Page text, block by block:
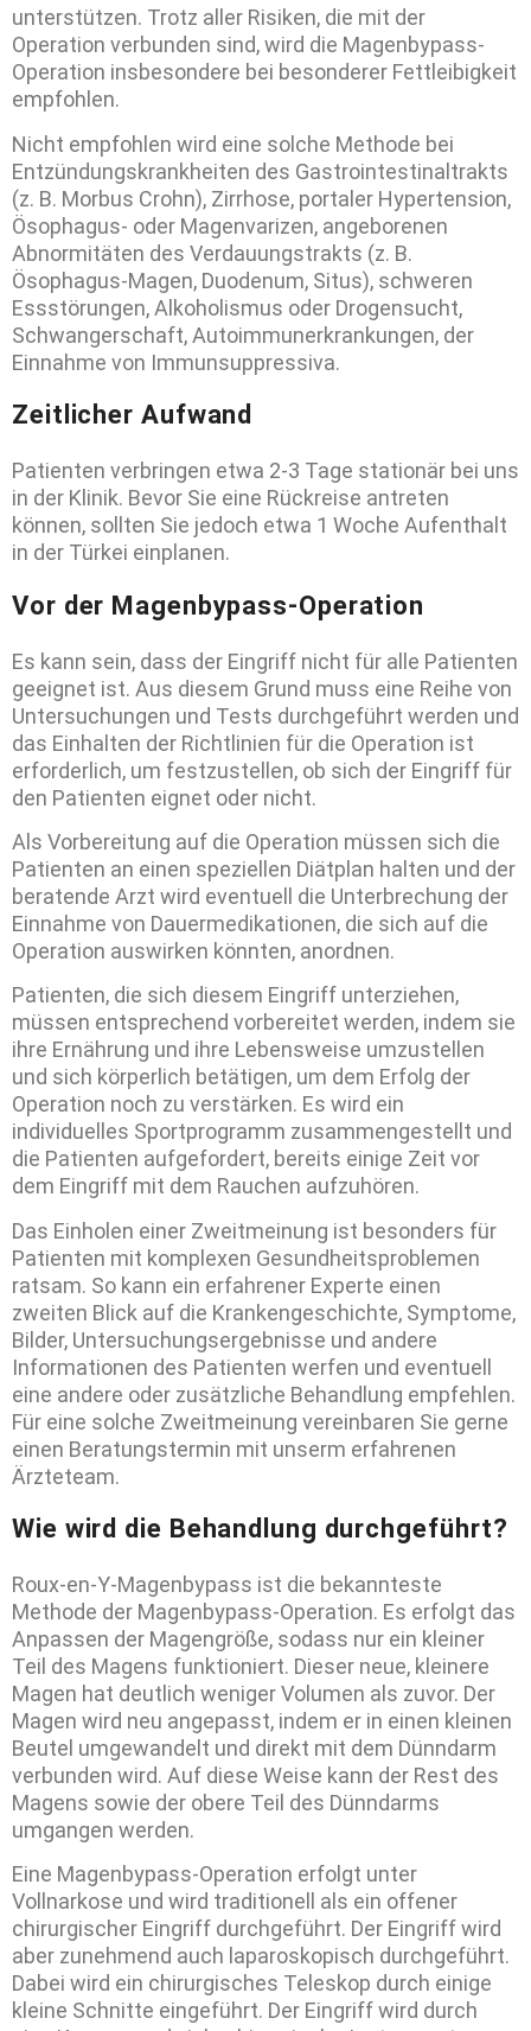
unterstützen. Trotz aller Risiken, die mit der
Operation verbunden sind, wird die Magenbypass-
Operation insbesondere bei besonderer Fettleibigkeit
empfohlen.
Nicht empfohlen wird eine solche Methode bei
Entzündungskrankheiten des Gastrointestinaltrakts
(z. B. Morbus Crohn), Zirrhose, portaler Hypertension,
Ösophagus- oder Magenvarizen, angeborenen
Abnormitäten des Verdauungstrakts (z. B.
Ösophagus-Magen, Duodenum, Situs), schweren
Essstörungen, Alkoholismus oder Drogensucht,
Schwangerschaft, Autoimmunerkrankungen, der
Einnahme von Immunsuppressiva.
Zeitlicher Aufwand
Patienten verbringen etwa 2-3 Tage stationär bei uns
in der Klinik. Bevor Sie eine Rückreise antreten
können, sollten Sie jedoch etwa 1 Woche Aufenthalt
in der Türkei einplanen.
Vor der Magenbypass-Operation
Es kann sein, dass der Eingriff nicht für alle Patienten
geeignet ist. Aus diesem Grund muss eine Reihe von
Untersuchungen und Tests durchgeführt werden und
das Einhalten der Richtlinien für die Operation ist
erforderlich, um festzustellen, ob sich der Eingriff für
den Patienten eignet oder nicht.
Als Vorbereitung auf die Operation müssen sich die
Patienten an einen speziellen Diätplan halten und der
beratende Arzt wird eventuell die Unterbrechung der
Einnahme von Dauermedikationen, die sich auf die
Operation auswirken könnten, anordnen.
Patienten, die sich diesem Eingriff unterziehen,
müssen entsprechend vorbereitet werden, indem sie
ihre Ernährung und ihre Lebensweise umzustellen
und sich körperlich betätigen, um dem Erfolg der
Operation noch zu verstärken. Es wird ein
individuelles Sportprogramm zusammengestellt und
die Patienten aufgefordert, bereits einige Zeit vor
dem Eingriff mit dem Rauchen aufzuhören.
Das Einholen einer Zweitmeinung ist besonders für
Patienten mit komplexen Gesundheitsproblemen
ratsam. So kann ein erfahrener Experte einen
zweiten Blick auf die Krankengeschichte, Symptome,
Bilder, Untersuchungsergebnisse und andere
Informationen des Patienten werfen und eventuell
eine andere oder zusätzliche Behandlung empfehlen.
Für eine solche Zweitmeinung vereinbaren Sie gerne
einen Beratungstermin mit unserm erfahrenen
Ärzteteam.
Wie wird die Behandlung durchgeführt?
Roux-en-Y-Magenbypass ist die bekannteste
Methode der Magenbypass-Operation. Es erfolgt das
Anpassen der Magengröße, sodass nur ein kleiner
Teil des Magens funktioniert. Dieser neue, kleinere
Magen hat deutlich weniger Volumen als zuvor. Der
Magen wird neu angepasst, indem er in einen kleinen
Beutel umgewandelt und direkt mit dem Dünndarm
verbunden wird. Auf diese Weise kann der Rest des
Magens sowie der obere Teil des Dünndarms
umgangen werden.
Eine Magenbypass-Operation erfolgt unter
Vollnarkose und wird traditionell als ein offener
chirurgischer Eingriff durchgeführt. Der Eingriff wird
aber zunehmend auch laparoskopisch durchgeführt.
Dabei wird ein chirurgisches Teleskop durch einige
kleine Schnitte eingeführt. Der Eingriff wird durch